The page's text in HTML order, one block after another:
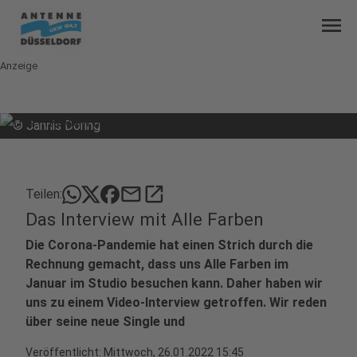
menu
Anzeige
© Jannis Döring
Teilen: mailopen_in_new
Das Interview mit Alle Farben
Die Corona-Pandemie hat einen Strich durch die
Rechnung gemacht, dass uns Alle Farben im
Januar im Studio besuchen kann. Daher haben wir
uns zu einem Video-Interview getroffen. Wir reden
über seine neue Single und
Veröffentlicht: Mittwoch, 26.01.2022 15:45